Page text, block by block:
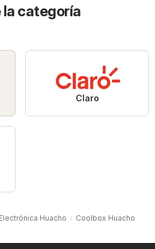
categoría
Claro
Electrónica Huacho Coolbox Huacho